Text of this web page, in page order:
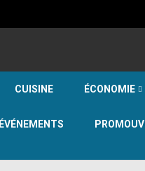
CUISINE ÉCONOMIE
ÉVÉNEMENTS